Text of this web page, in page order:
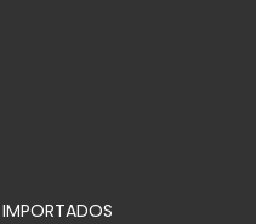
IMPORTADOS